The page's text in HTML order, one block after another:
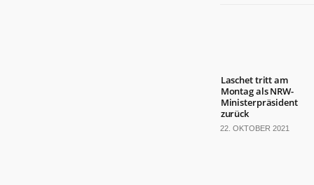
Laschet tritt am
Montag als NRW-
Ministerpräsident
zurück
22. OKTOBER 2021